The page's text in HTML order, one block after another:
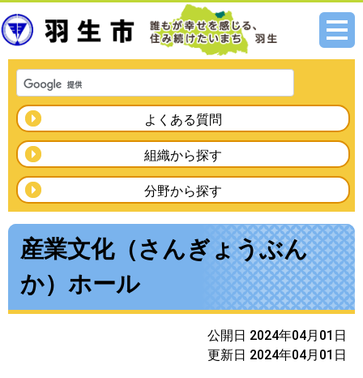
メニ
よくある質問
組織から探す
分野から探す
産業文化（さんぎょうぶん
か）ホール
公開日 2024年04月01日
更新日 2024年04月01日